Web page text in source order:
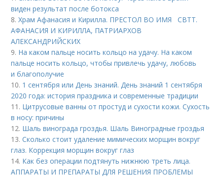
виден результат после ботокса
8.Храм Афанасия и Кирилла. ПРЕСТОЛ ВО ИМЯ СВТТ.
АФАНАСИЯ И КИРИЛЛА, ПАТРИАРХОВ
АЛЕКСАНДРИЙСКИХ
9. На каком пальце носить кольцо на удачу. На каком
пальце носить кольцо, чтобы привлечь удачу, любовь
и благополучие
10. 1 сентября или День знаний. День знаний 1 сентября
2020 года: история праздника и современные традиции
11. Цитрусовые ванны от простуд и сухости кожи. Сухость
в носу: причины
12. Шаль винограда гроздья. Шаль Виноградные гроздья
13.Сколько стоит удаление мимических морщин вокруг
глаз. Коррекция морщин вокруг глаз
14. Как без операции подтянуть нижнюю треть лица.
АППАРАТЫ И ПРЕПАРАТЫ ДЛЯ РЕШЕНИЯ ПРОБЛЕМЫ